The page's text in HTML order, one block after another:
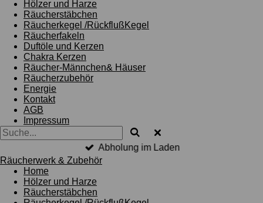
Hölzer und Harze
Räucherstäbchen
Räucherkegel /RückflußKegel
Räucherfakeln
Duftöle und Kerzen
Chakra Kerzen
Räucher-Männchen& Häuser
Räucherzubehör
Energie
Kontakt
AGB
Impressum
Abholung im Laden
Räucherwerk & Zubehör
Home
Hölzer und Harze
Räucherstäbchen